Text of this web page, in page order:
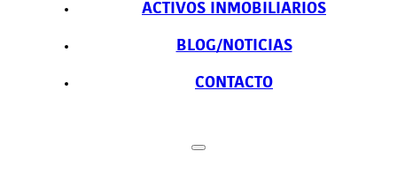
ACTIVOS INMOBILIARIOS
BLOG/NOTICIAS
CONTACTO